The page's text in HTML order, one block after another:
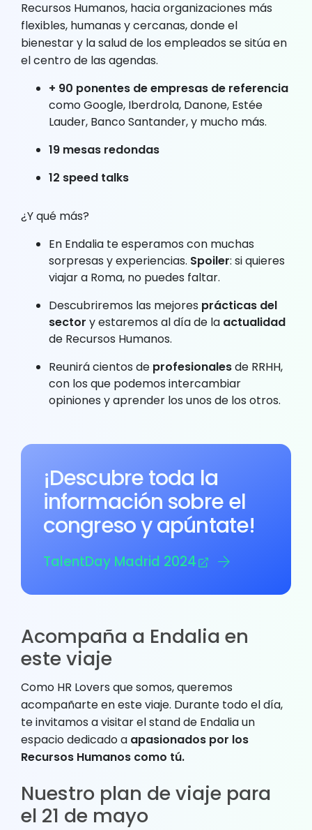
Recursos Humanos, hacia organizaciones más
flexibles, humanas y cercanas, donde el
bienestar y la salud de los empleados se sitúa en
el centro de las agendas.
+ 90 ponentes de empresas de referencia
como Google, Iberdrola, Danone, Estée
Lauder, Banco Santander, y mucho más.
19 mesas redondas
12 speed talks
¿Y qué más?
En Endalia te esperamos con muchas
sorpresas y experiencias. Spoiler: si quieres
viajar a Roma, no puedes faltar.
Descubriremos las mejores prácticas del
sector y estaremos al día de la actualidad
de Recursos Humanos.
Reunirá cientos de profesionalesde RRHH,
con los que podemos intercambiar
opiniones y aprender los unos de los otros.
¡Descubre toda la
información sobre el
congreso y apúntate!
TalentDay Madrid 2024
Acompaña a Endalia en
este viaje
Como HR Lovers que somos, queremos
acompañarte en este viaje. Durante todo el día,
te invitamos a visitar el stand de Endalia un
espacio dedicado a apasionados por los
Recursos Humanos como tú.
Nuestro plan de viaje para
el 21 de mayo